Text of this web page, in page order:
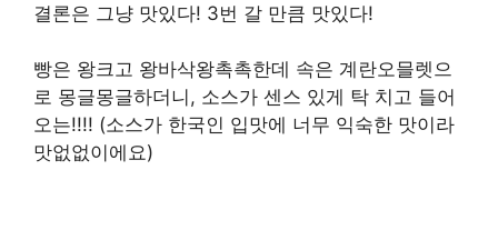
결론은 그냥 맛있다! 3번 갈 만큼 맛있다!
빵은 왕크고 왕바삭왕촉촉한데 속은 계란오믈렛으
로 몽글몽글하더니, 소스가 센스 있게 탁 치고 들어
오는!!!! (소스가 한국인 입맛에 너무 익숙한 맛이라
맛없없이에요)